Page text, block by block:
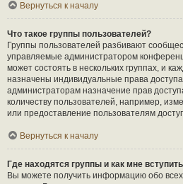
Вернуться к началу
Что такое группы пользователей?
Группы пользователей разбивают
управляемые администратором
может состоять в нескольких группах, и
назначены индивидуальные права
администраторам назначение прав
количеству пользователей, например,
или предоставление пользователям
Вернуться к началу
Где находятся группы и как мне
Вы можете получить информацию обо